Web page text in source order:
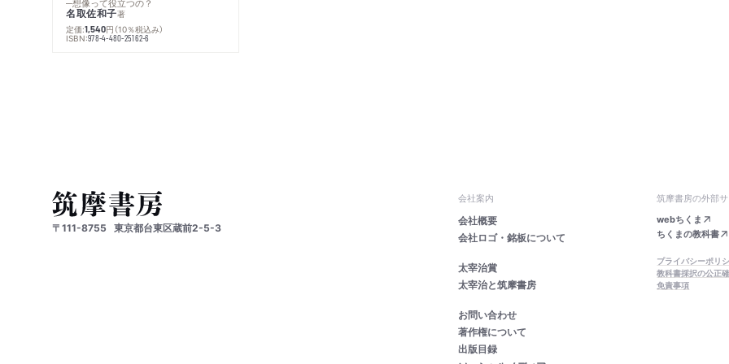
─想像って役立つの？
名取佐和子著
定価:1,540円 （10％税込み）
ISBN:978-4-480-25162-6
〒111-8755 東京都台東区蔵前2-5-3
会社案内
会社概要
会社ロゴ・銘板について
太宰治賞
太宰治と筑摩書房
お問い合わせ
著作権について
出版目録
筑摩書房の外部サ
webちくま
ちくまの教科書
プライバシーポリ
教科書採択の公正
免責事項